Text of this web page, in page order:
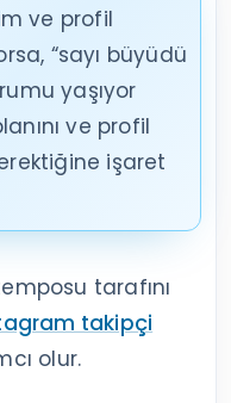
ve profil
“sayı büyüdü
yaşıyor
ve profil
işaret
tarafını
takipçi
olur.